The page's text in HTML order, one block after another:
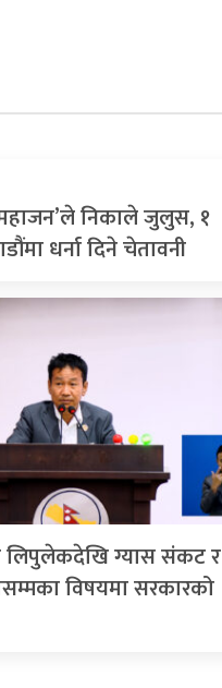
निकाले जुलुस, १
धर्ना दिने चेतावनी
लिपुलेकदेखि ग्यास संकट र
विषयमा सरकारको